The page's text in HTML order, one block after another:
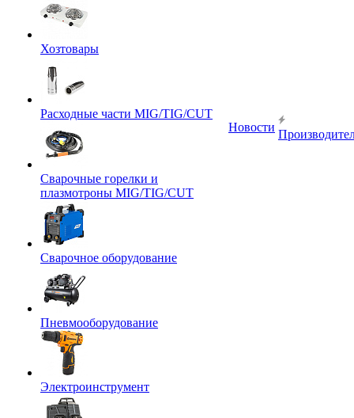
Хозтовары
Расходные части MIG/TIG/CUT
Сварочные горелки и
плазмотроны MIG/TIG/CUT
Сварочное оборудование
Пневмооборудование
Электроинструмент
Новости